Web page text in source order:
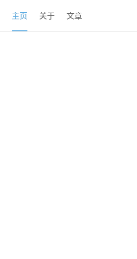
主页 关于 文章